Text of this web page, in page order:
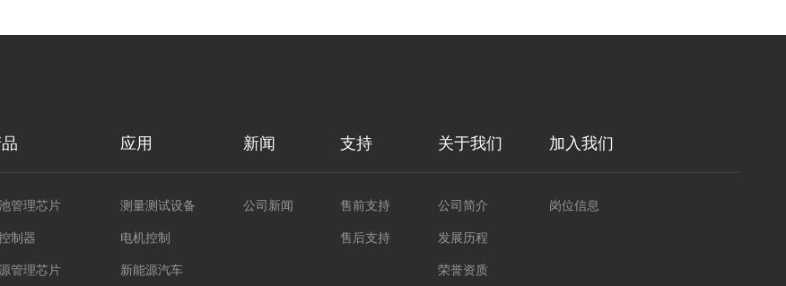
管理芯片
制器
管理芯片
应用
测量测试设备
电机控制
新能源汽车
新闻
公司新闻
支持
售前支持
售后支持
关于我们
公司简介
发展历程
荣誉资质
加入我们
岗位信息